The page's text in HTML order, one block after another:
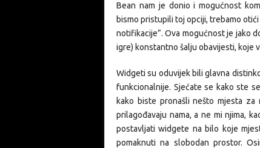
Bean nam je donio i mogućnost
bismo pristupili toj opciji, trebamo
notifikacije”. Ova mogućnost je jako
igre) konstantno šalju obavijesti, koje
Widgeti su oduvijek bili glavna
funkcionalnije. Sjećate se kako ste
kako biste pronašli nešto mjesta
prilagođavaju nama, a ne mi njima,
postavljati widgete na bilo koje
pomaknuti na slobodan prostor.